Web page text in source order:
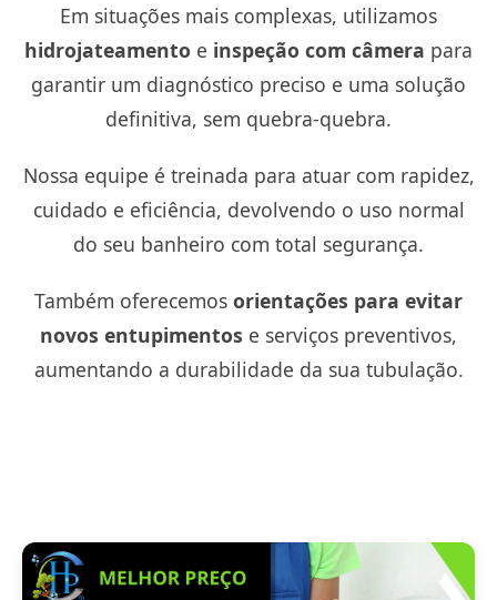
Em situações mais complexas, utilizamos
hidrojateamento e inspeção com câmera para
garantir um diagnóstico preciso e uma solução
definitiva, sem quebra-quebra.
Nossa equipe é treinada para atuar com rapidez,
cuidado e eficiência, devolvendo o uso normal
do seu banheiro com total segurança.
Também oferecemos orientações para evitar
novos entupimentos e serviços preventivos,
aumentando a durabilidade da sua tubulação.